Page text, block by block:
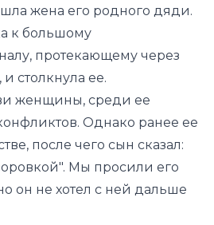
жена его родного дяди.
к большому
протекающему через
столкнула ее.
женщины, среди ее
Однако ранее ее
после чего сын сказал:
Мы просили его
он не хотел с ней дальше